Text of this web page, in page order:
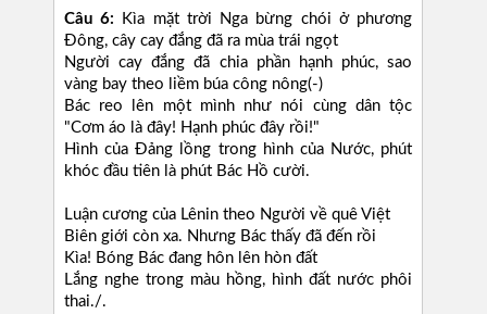
Câu 6: Kìa mặt trời Nga bừng chói ở phương
Đông, cây cay đắng đã ra mùa trái ngọt
Người cay đắng đã chia phần hạnh phúc, sao
vàng bay theo liềm búa công nông(-)
Bác reo lên một mình như nói cùng dân tộc
"Cơm áo là đây! Hạnh phúc đây rồi!"
Hình của Đảng lồng trong hình của Nước, phút
khóc đầu tiên là phút Bác Hồ cười.
Luận cương của Lênin theo Người về quê Việt
Biên giới còn xa. Nhưng Bác thấy đã đến rồi
Kìa! Bóng Bác đang hôn lên hòn đất
Lắng nghe trong màu hồng, hình đất nước phôi
thai./.